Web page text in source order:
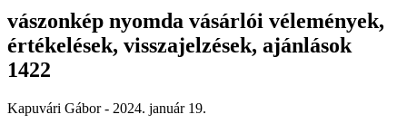
vászonkép nyomda vásárlói vélemények,
értékelések, visszajelzések, ajánlások
1422
Kapuvári Gábor - 2024. január 19.